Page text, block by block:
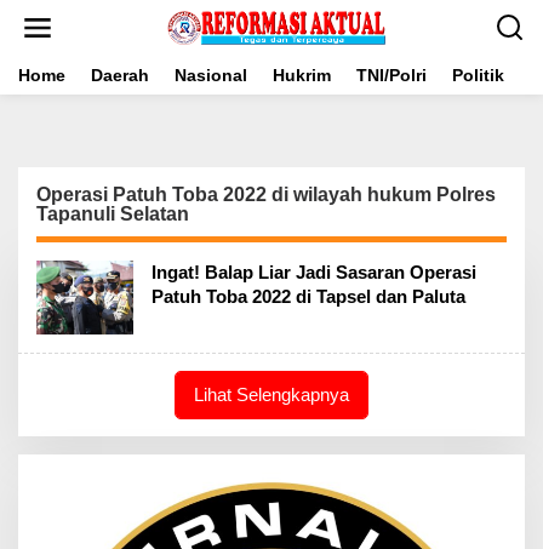
Home Daerah Nasional Hukrim TNI/Polri Politik
Operasi Patuh Toba 2022 di wilayah hukum Polres
Tapanuli Selatan
Ingat! Balap Liar Jadi Sasaran Operasi
Patuh Toba 2022 di Tapsel dan Paluta
Lihat Selengkapnya